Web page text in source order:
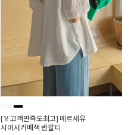
[🏅고객만족도최고] 메르세유
시어서커배색 반팔티